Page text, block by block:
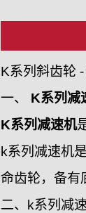
K系列斜齿轮
一、 K系列减
K系列减速机
k系列减速机
命齿轮，备有
二、k系列减